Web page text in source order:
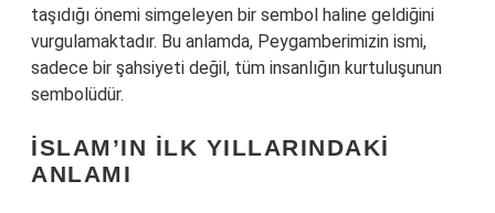
taşıdığı önemi simgeleyen bir sembol haline geldiğini
vurgulamaktadır. Bu anlamda, Peygamberimizin ismi,
sadece bir şahsiyeti değil, tüm insanlığın kurtuluşunun
sembolüdür.
İSLAM’IN İLK YILLARINDAKI
ANLAMI